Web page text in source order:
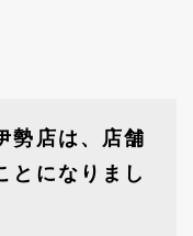
勢店は、店舗
とになりまし